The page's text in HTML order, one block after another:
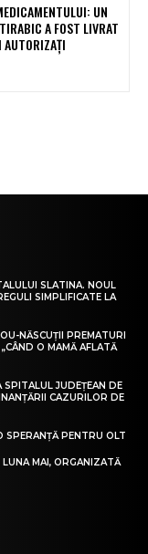
UN
A FOST LIVRAT
SLATINA. NOUL
SIMPLIFICATE LA
NĂSCUȚII PREMATURI
O MAMĂ AFLATĂ
JUDEȚEAN DE
CAZURILOR DE
SPERANȚĂ PENTRU OLT
LUNA MAI, ORGANIZATĂ